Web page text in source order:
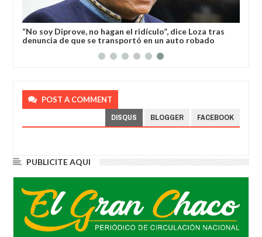
“No soy Diprove, no hagan el ridículo”, dice Loza tras
denuncia de que se transportó en un auto robado
POST A COMMENT
DISQUS BLOGGER FACEBOOK
PUBLICITE AQUI